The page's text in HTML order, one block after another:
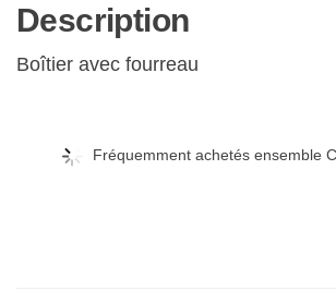
Description
Boîtier avec fourreau
Fréquemment achetés ensemble